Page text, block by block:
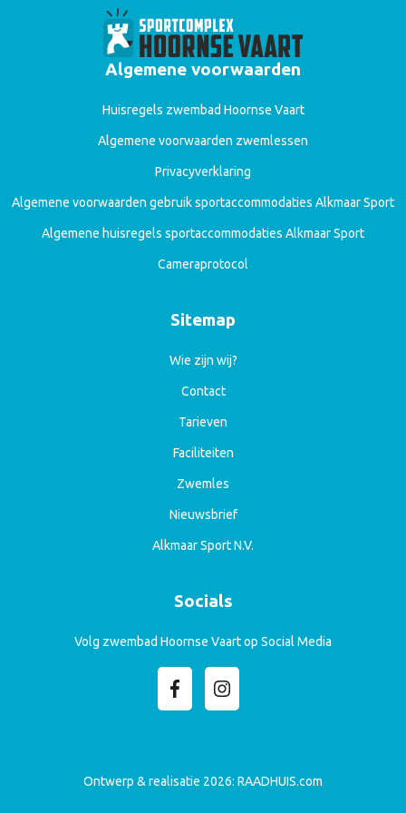
Algemene voorwaarden
Huisregels zwembad Hoornse Vaart
Algemene voorwaarden zwemlessen
Privacyverklaring
Algemene voorwaarden gebruik sportaccommodaties Alkmaar Sport
Algemene huisregels sportaccommodaties Alkmaar Sport
Cameraprotocol
Sitemap
Wie zijn wij?
Contact
Tarieven
Faciliteiten
Zwemles
Nieuwsbrief
Alkmaar Sport N.V.
Socials
Volg zwembad Hoornse Vaart op Social Media
Ontwerp & realisatie 2026: RAADHUIS.com